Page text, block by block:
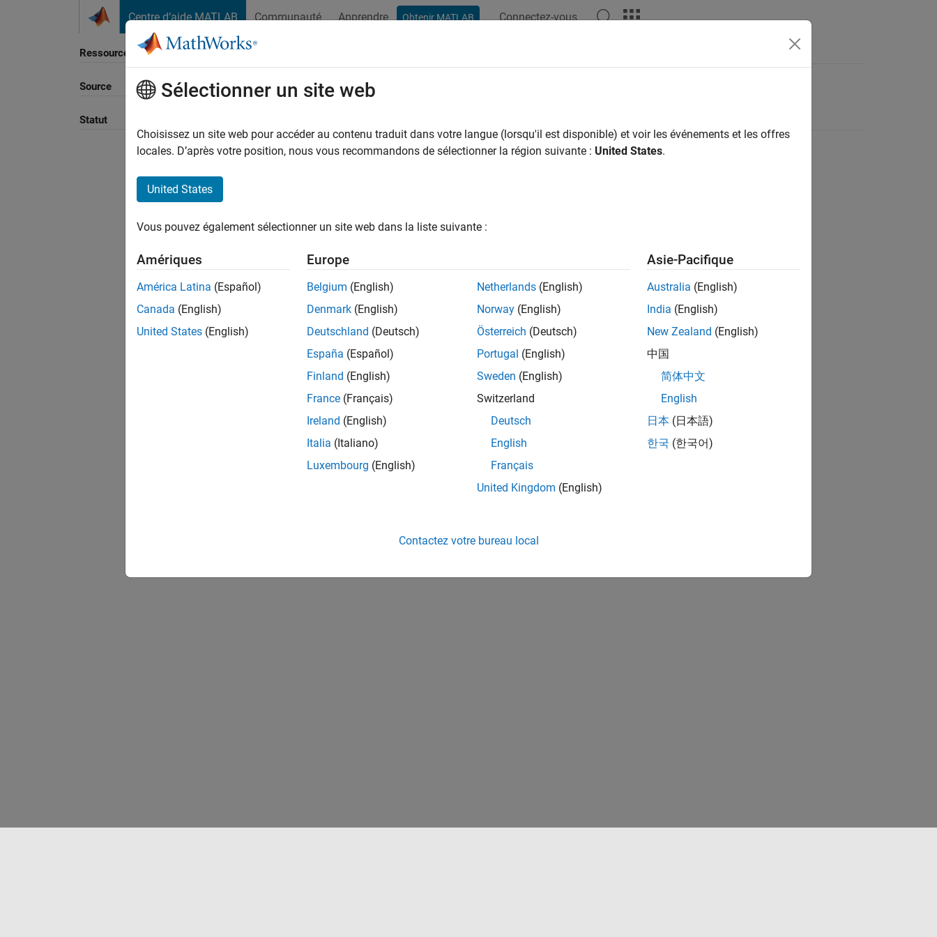
Centre d’aide MATLAB Communauté Apprendre Obtenir MATLAB Connectez-vous
Ressource
Source
Statut
Trier par
Sélectionner un site web
Choisissez un site web pour accéder au contenu traduit dans votre langue (lorsqu'il est disponible) et voir les événements et les offres
locales. D’après votre position, nous vous recommandons de sélectionner la région suivante : United States.
United States
Vous pouvez également sélectionner un site web dans la liste suivante :
Amériques
América Latina (Español)
Canada (English)
United States (English)
Europe
Belgium (English)
Denmark (English)
Deutschland (Deutsch)
España (Español)
Finland (English)
France (Français)
Ireland (English)
Italia (Italiano)
Luxembourg (English)
Netherlands (English)
Norway (English)
Österreich (Deutsch)
Portugal (English)
Sweden (English)
Switzerland
Deutsch
English
Français
United Kingdom (English)
Asie-Pacifique
Australia (English)
India (English)
New Zealand (English)
中国
简体中文
English
日本 (日本語)
한국 (한국어)
Contactez votre bureau local